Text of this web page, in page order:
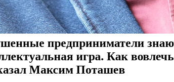
предприниматели
игра. Как
Максим Поташев